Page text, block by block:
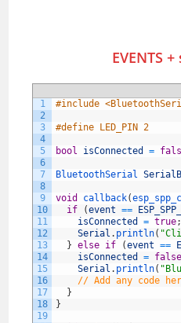
1
2
3
4
5
6
7
8
9
10
11
12
13
14
15
16
17
18
19
#include
#define LED_PIN 2
bool isConnected =
BluetoothSerial
void callback(
if
(event ==
isConnected
= true;
Serial . println(
} else if (event ==
isConnected
= false
Serial . println(
// Add any code
}
}